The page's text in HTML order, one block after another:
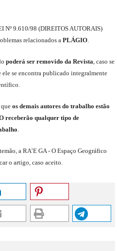
Nº 9.610/98 (DIREITOS AUTORAIS)
relacionados a PLÁGIO.
poderá ser removido da Revista,caso se
elese encontra publicado integralmente
os demais autores do trabalho estão
receberão qualquer tipo de
.
a RA’E GA - O Espaço Geográfico
o artigo, caso aceito.